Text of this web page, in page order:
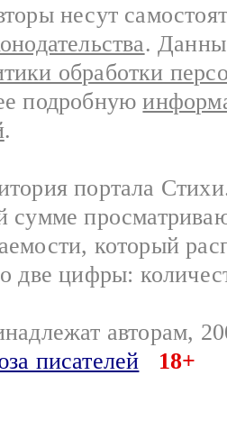
несут
.
обработки
подробную
.
портала
сумме
который
две цифры:
авторам,
писателей
18+